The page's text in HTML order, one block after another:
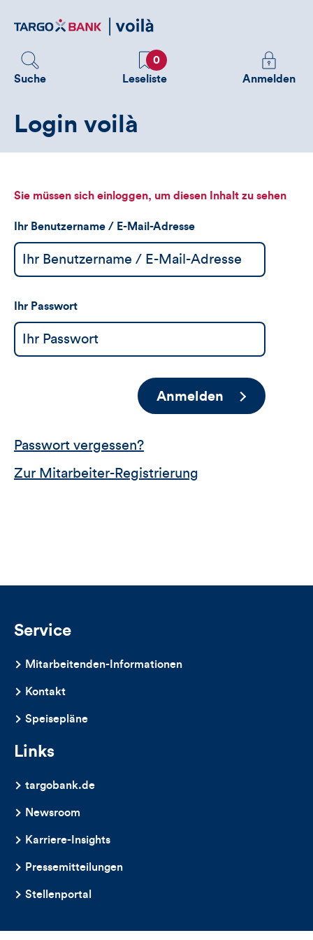
zum
Suche
Favoriten
0
Leseliste
Melden
Sie
sehen
Anmelden
Login voilà
Sie müssen sich einloggen, um diesen Inhalt zu sehen
Ihr Benutzername / E-Mail-Adresse
Ihr Passwort
Anmelden
Passwort vergessen?
Zur Mitarbeiter-Registrierung
Service
Mitarbeitenden-Informationen
Kontakt
Speisepläne
Links
targobank.de
Newsroom
Karriere-Insights
Pressemitteilungen
Stellenportal